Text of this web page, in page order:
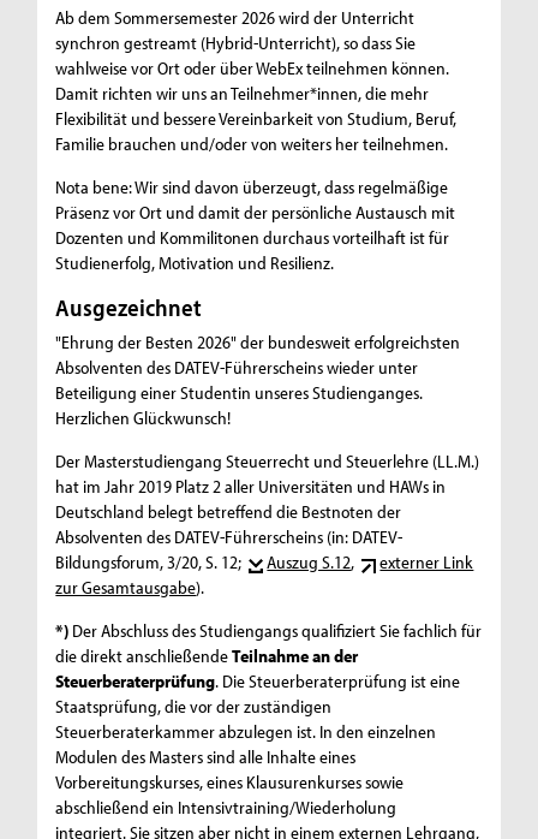
Ab dem Sommersemester 2026 wird der Unterricht
synchron gestreamt (Hybrid-Unterricht), so dass Sie
wahlweise vor Ort oder über WebEx teilnehmen können.
Damit richten wir uns an Teilnehmer*innen, die mehr
Flexibilität und bessere Vereinbarkeit von Studium, Beruf,
Familie brauchen und/oder von weiters her teilnehmen.
Nota bene: Wir sind davon überzeugt, dass regelmäßige
Präsenz vor Ort und damit der persönliche Austausch mit
Dozenten und Kommilitonen durchaus vorteilhaft ist für
Studienerfolg, Motivation und Resilienz.
Ausgezeichnet
"Ehrung der Besten 2026" der bundesweit erfolgreichsten
Absolventen des DATEV-Führerscheins wieder unter
Beteiligung einer Studentin unseres Studienganges.
Herzlichen Glückwunsch!
Der Masterstudiengang Steuerrecht und Steuerlehre (LL.M.)
hat im Jahr 2019 Platz 2 aller Universitäten und HAWs in
Deutschland belegt betreffend die Bestnoten der
Absolventen des DATEV-Führerscheins (in: DATEV-
Bildungsforum, 3/20, S. 12;
Auszug S.12,
externer Link
zur Gesamtausgabe).
*) Der Abschluss des Studiengangs qualifiziert Sie fachlich für
die direkt anschließendeTeilnahme an der
Steuerberaterprüfung. Die Steuerberaterprüfung ist eine
Staatsprüfung, die vor der zuständigen
Steuerberaterkammer abzulegen ist. In den einzelnen
Modulen des Masters sind alle Inhalte eines
Vorbereitungskurses, eines Klausurenkurses sowie
abschließend ein Intensivtraining/Wiederholung
integriert. Sie sitzen aber nicht in einem externen Lehrgang,